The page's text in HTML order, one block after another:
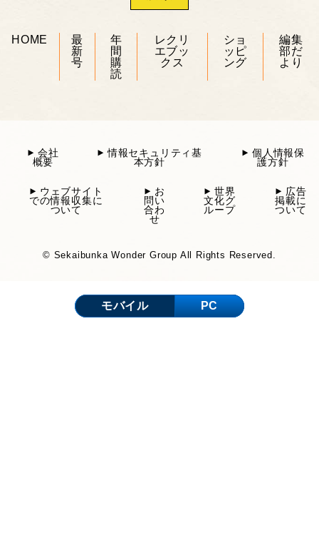
HOME
最
新
号
年
間
購
読
レクリ
エブッ
クス
ショ
ッピ
ング
編集
部だ
より
会社
概要
情報セキュリティ基
本方針
個人情報保
護方針
ウェブサイト
での情報収集に
ついて
お
問い
合わ
せ
世界
文化グ
ループ
広告
掲載に
ついて
© Sekaibunka Wonder Group All Rights Reserved.
モバイル PC